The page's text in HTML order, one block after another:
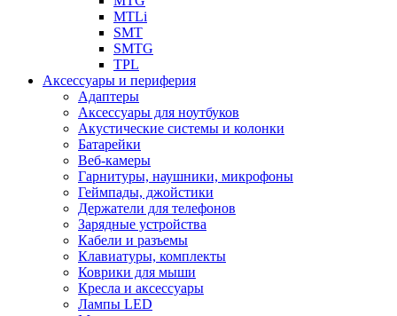
MTLi
SMT
SMTG
TPL
Аксессуары и периферия
Адаптеры
Аксессуары для ноутбуков
Акустические системы и колонки
Батарейки
Веб-камеры
Гарнитуры, наушники, микрофоны
Геймпады, джойстики
Держатели для телефонов
Зарядные устройства
Кабели и разъемы
Клавиатуры, комплекты
Коврики для мыши
Кресла и аксессуары
Лампы LED